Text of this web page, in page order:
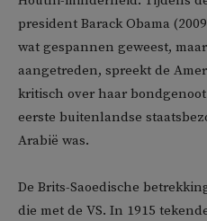
president Barack Obama
wat gespannen geweest,
aangetreden, spreekt de
kritisch over haar
eerste buitenlandse
Arabië was.
De Brits-Saoedische
die met de VS. In 1915